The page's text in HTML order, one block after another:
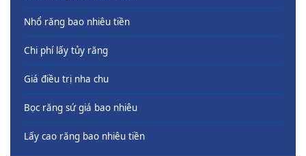
Nhổ răng bao nhiêu tiền
Chi phí lấy tủy răng
Giá điều trị nha chu
Bọc răng sứ giá bao nhiêu
Lấy cao răng bao nhiêu tiền